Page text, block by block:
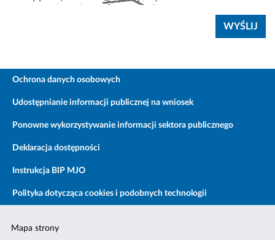
Ochrona danych osobowych
Udostępnianie informacji publicznej na wniosek
Ponowne wykorzystywanie informacji sektora publicznego
Deklaracja dostępności
Instrukcja BIP MJO
Polityka dotycząca cookies i podobnych technologii
Mapa strony